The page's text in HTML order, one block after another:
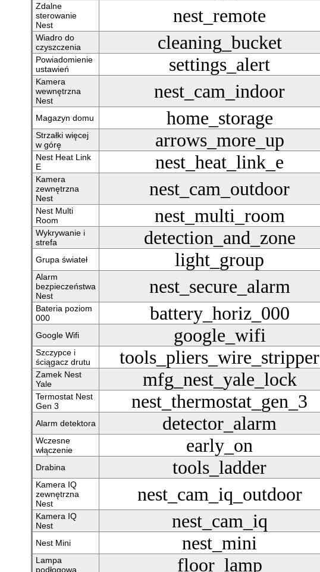
Zdalne
sterowanie
Nest
nest_remote
Wiadro do
czyszczenia
cleaning_bucket
Powiadomienie
ustawień
settings_alert
Kamera
wewnętrzna
Nest
nest_cam_indoor
Magazyn domu home_storage
Strzałki więcej
w górę
arrows_more_up
Nest Heat Link
E
nest_heat_link_e
Kamera
zewnętrzna
Nest
nest_cam_outdoor
Nest Multi
Room
nest_multi_room
Wykrywanie i
strefa
detection_and_zone
Grupa świateł light_group
Alarm
bezpieczeństwa
Nest
nest_secure_alarm
Bateria poziom
000
battery_horiz_000
Google Wifi google_wifi
Szczypce i
ściągacz drutu
tools_pliers_wire_stripper
Zamek Nest
Yale
mfg_nest_yale_lock
Termostat Nest
Gen 3
nest_thermostat_gen_3
Alarm detektora detector_alarm
Wczesne
włączenie
early_on
Drabina tools_ladder
Kamera IQ
zewnętrzna
Nest
nest_cam_iq_outdoor
Kamera IQ
Nest
nest_cam_iq
Nest Mini nest_mini
Lampa
podłogowa
floor_lamp